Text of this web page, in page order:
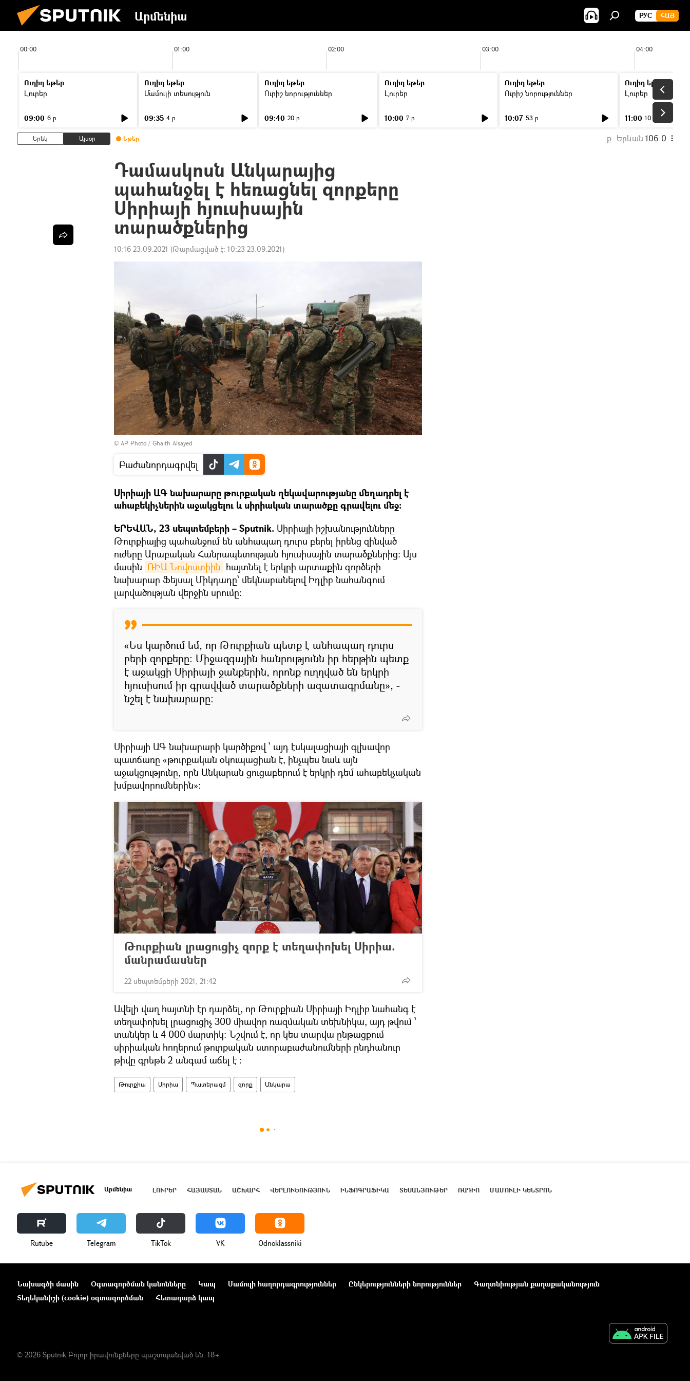
Արմենիա РУС ՀԱՅ
00:00 01:00 02:00 03:00 04:00
Ուղիղ եթեր
Լուրեր
09:00 6 ր
Ուղիղ եթեր
Մամուլի տեսություն
09:35 4 ր
Ուղիղ եթեր
Ուրիշ նորություններ
09:40 20 ր
Ուղիղ եթեր
Լուրեր
10:00 7 ր
Ուղիղ եթեր
Ուրիշ նորություններ
10:07 53 ր
Ուղիղ եթեր
Լուրեր
11:00 10 ր
Երեկ Այսօր Եթեր ք. Երևան 106.0
Դամասկոսն Անկարայից
պահանջել է հեռացնել զորքերը
Սիրիայի հյուսիսային
տարածքներից
10:16 23.09.2021 (Թարմացված է: 10:23 23.09.2021)
© AP Photo / Ghaith Alsayed
Բաժանորդագրվել
Սիրիայի ԱԳ նախարարը թուրքական ղեկավարությանը մեղադրել է
ահաբեկիչներին աջակցելու և սիրիական տարածքը գրավելու մեջ։
ԵՐԵՎԱՆ, 23 սեպտեմբերի – Sputnik. Սիրիայի իշխանությունները
Թուրքիայից պահանջում են անհապաղ դուրս բերել իրենց զինված
ուժերը Արաբական Հանրապետության հյուսիսային տարածքներից։ Այս
մասին ՌԻԱ Նովոստիին հայտնել է երկրի արտաքին գործերի
նախարար Ֆեյսալ Միկդադը՝ մեկնաբանելով Իդլիբ նահանգում
լարվածության վերջին սրումը։
«Ես կարծում եմ, որ Թուրքիան պետք է անհապաղ դուրս
բերի զորքերը։ Միջազգային հանրությունն իր հերթին պետք
է աջակցի Սիրիայի ջանքերին, որոնք ուղղված են երկրի
հյուսիսում իր գրավված տարածքների ազատագրմանը», -
նշել է նախարարը։
Սիրիայի ԱԳ նախարարի կարծիքով ՝ այդ էսկալացիայի գլխավոր
պատճառը «թուրքական օկուպացիան է, ինչպես նաև այն
աջակցությունը, որն Անկարան ցուցաբերում է երկրի դեմ ահաբեկչական
խմբավորումներին»:
Թուրքիան լրացուցիչ զորք է տեղափոխել Սիրիա.
մանրամասներ
22 սեպտեմբերի 2021, 21:42
Ավելի վաղ հայտնի էր դարձել, որ Թուրքիան Սիրիայի Իդլիբ նահանգ է
տեղափոխել լրացուցիչ 300 միավոր ռազմական տեխնիկա, այդ թվում ՝
տանկեր և 4 000 մարտիկ: Նշվում է, որ կես տարվա ընթացքում
սիրիական հողերում թուրքական ստորաբաժանումների ընդհանուր
թիվը գրեթե 2 անգամ աճել է ։
Թուրքիա Սիրիա Պատերազմ զորք Անկարա
Արմենիա ԼՈՒՐԵՐ ՀԱՅԱՍՏԱՆ ԱՇԽԱՐՀ ՎԵՐԼՈՒԾՈՒԹՅՈՒՆ ԻՆՖՈԳՐԱՖԻԿԱ ՏԵՍԱՆՅՈՒԹԵՐ ՌԱԴԻՈ ՄԱՄՈՒԼԻ ԿԵՆՏՐՈՆ
Rutube Telegram ТikТоk VK Odnoklassniki
Նախագծի մասին Օգտագործման կանոնները Կապ Մամուլի հաղորդագրություններ Ընկերությունների նորություններ
Գաղտնիության քաղաքականություն
Տեղեկանիշի (cookie) օգտագործման
Հետադարձ կապ
© 2026 Sputnik Բոլոր իրավունքները պաշտպանված են. 18+